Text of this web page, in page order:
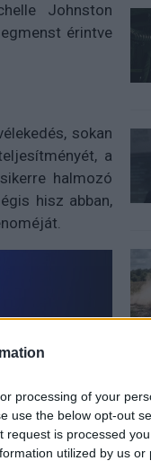
processing of your
use the below opt-out
request is processed
utilized by us or
Johnston
érintve
sokan
a
halmozó
hisz abban,